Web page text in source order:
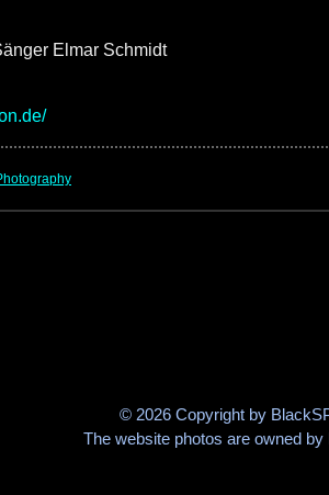
Elmar Schmidt
© 2026 Copyright by
The website photos are owned